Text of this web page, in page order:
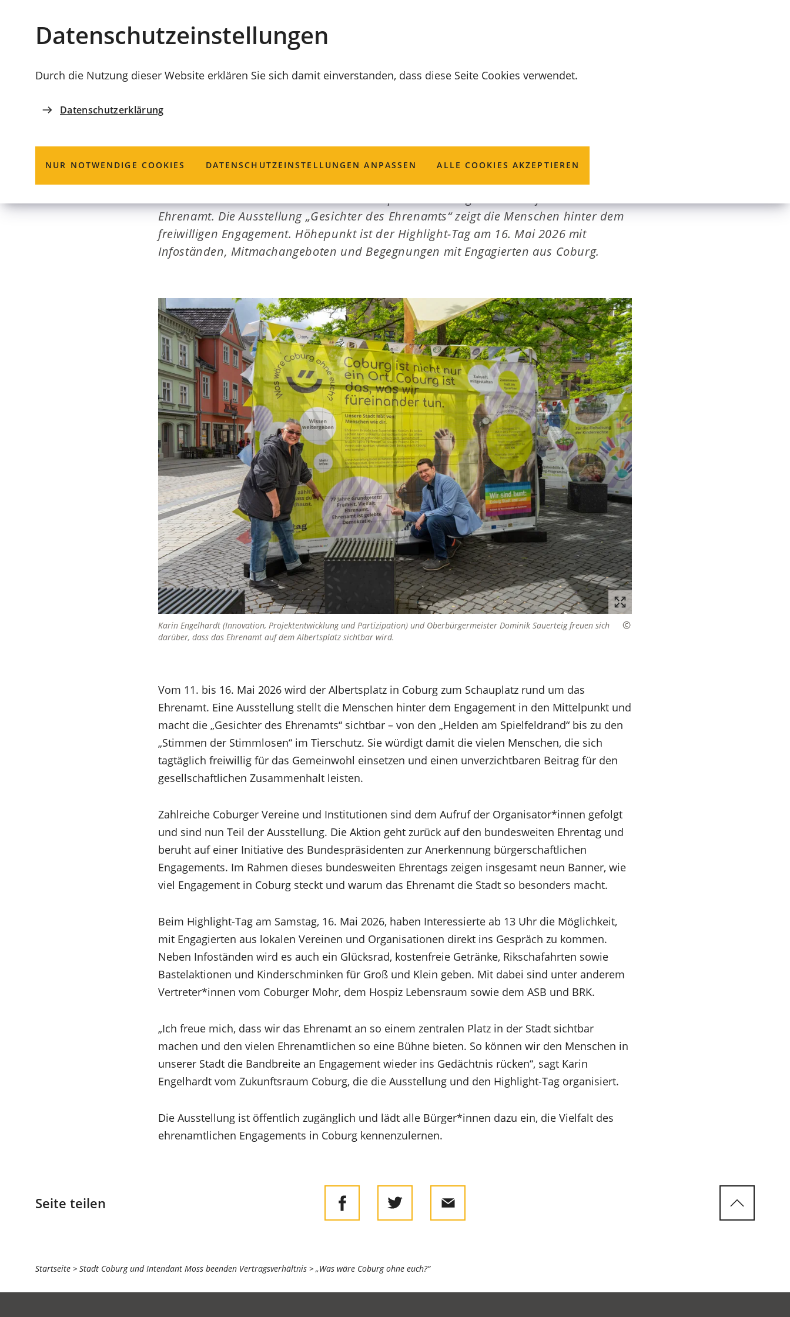
Datenschutz­einstellungen
Durch die Nutzung dieser Website erklären Sie sich damit einverstanden, dass diese Seite Cookies verwendet.
Datenschutzerklärung
NUR NOTWENDIGE COOKIES DATENSCHUTZ­EINSTELLUNGEN ANPASSEN ALLE COOKIES AKZEPTIEREN
Coburg
ZUKUNFTSRAUM COBURG
„Was wäre Coburg ohne euch?“
Ehrenamt. Die Ausstellung „Gesichter des Ehrenamts“ zeigt die Menschen hinter dem
freiwilligen Engagement. Höhepunkt ist der Highlight-Tag am 16. Mai 2026 mit
Infoständen, Mitmachangeboten und Begegnungen mit Engagierten aus Coburg.
Karin Engelhardt (Innovation, Projektentwicklung und Partizipation) und Oberbürgermeister Dominik Sauerteig freuen sich
darüber, dass das Ehrenamt auf dem Albertsplatz sichtbar wird.
Vom 11. bis 16. Mai 2026 wird der Albertsplatz in Coburg zum Schauplatz rund um das
Ehrenamt. Eine Ausstellung stellt die Menschen hinter dem Engagement in den Mittelpunkt und
macht die „Gesichter des Ehrenamts“ sichtbar – von den „Helden am Spielfeldrand“ bis zu den
„Stimmen der Stimmlosen“ im Tierschutz. Sie würdigt damit die vielen Menschen, die sich
tagtäglich freiwillig für das Gemeinwohl einsetzen und einen unverzichtbaren Beitrag für den
gesellschaftlichen Zusammenhalt leisten.
Zahlreiche Coburger Vereine und Institutionen sind dem Aufruf der Organisator*innen gefolgt
und sind nun Teil der Ausstellung. Die Aktion geht zurück auf den bundesweiten Ehrentag und
beruht auf einer Initiative des Bundespräsidenten zur Anerkennung bürgerschaftlichen
Engagements. Im Rahmen dieses bundesweiten Ehrentags zeigen insgesamt neun Banner, wie
viel Engagement in Coburg steckt und warum das Ehrenamt die Stadt so besonders macht.
Beim Highlight-Tag am Samstag, 16. Mai 2026, haben Interessierte ab 13 Uhr die Möglichkeit,
mit Engagierten aus lokalen Vereinen und Organisationen direkt ins Gespräch zu kommen.
Neben Infoständen wird es auch ein Glücksrad, kostenfreie Getränke, Rikschafahrten sowie
Bastelaktionen und Kinderschminken für Groß und Klein geben. Mit dabei sind unter anderem
Vertreter*innen vom Coburger Mohr, dem Hospiz Lebensraum sowie dem ASB und BRK.
„Ich freue mich, dass wir das Ehrenamt an so einem zentralen Platz in der Stadt sichtbar
machen und den vielen Ehrenamtlichen so eine Bühne bieten. So können wir den Menschen in
unserer Stadt die Bandbreite an Engagement wieder ins Gedächtnis rücken“, sagt Karin
Engelhardt vom Zukunftsraum Coburg, die die Ausstellung und den Highlight-Tag organisiert.
Die Ausstellung ist öffentlich zugänglich und lädt alle Bürger*innen dazu ein, die Vielfalt des
ehrenamtlichen Engagements in Coburg kennenzulernen.
Seite teilen
Sie
befinden
Startseite Stadt Coburg und Intendant Moss beenden Vertragsverhältnis „Was wäre Coburg ohne euch?“